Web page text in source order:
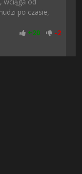
po czasie,
+20 -2